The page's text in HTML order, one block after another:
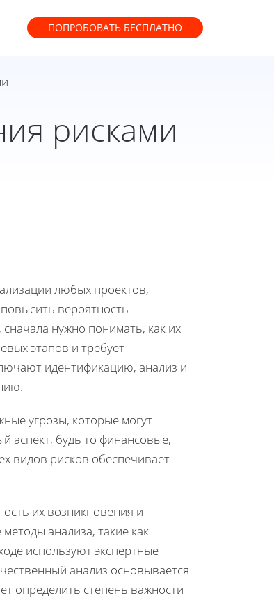
ПОПРОБОВАТЬ БЕСПЛАТНО
рисками
любых проектов,
вероятность
нужно понимать, как их
этапов и требует
идентификацию, анализ и
угрозы, которые могут
аспект, будь то финансовые,
видов рисков обеспечивает
их возникновения и
анализа, такие как
используют экспертные
анализ основывается
определить степень важности